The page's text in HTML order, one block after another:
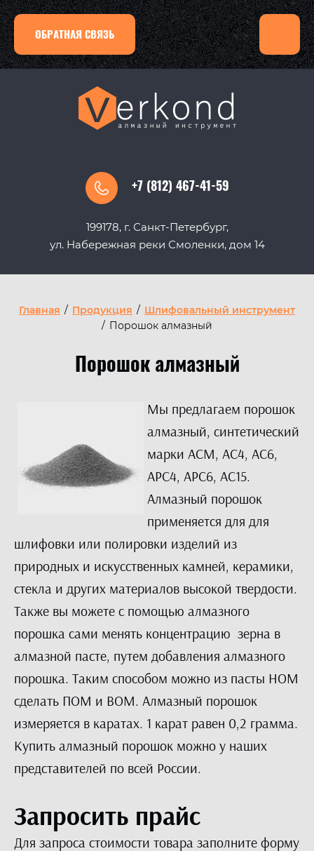
ОБРАТНАЯ СВЯЗЬ
+7 (812) 467-41-59
199178, г. Санкт-Петербург,
ул. Набережная реки Смоленки, дом 14
Главная / Продукция / Шлифовальный инструмент
/ Порошок алмазный
Порошок алмазный
Мы предлагаем порошок
алмазный, синтетический
марки АСМ, АС4, АС6,
АРС4, АРС6, АС15.
Алмазный порошок
применяется для для
шлифовки или полировки изделий из
природных и искусственных камней, керамики,
стекла и других материалов высокой твердости.
Также вы можете с помощью алмазного
порошка сами менять концентрацию зерна в
алмазной пасте, путем добавления алмазного
порошка. Таким способом можно из пасты НОМ
сделать ПОМ и ВОМ. Алмазный порошок
измеряется в каратах. 1 карат равен 0,2 грамма.
Купить алмазный порошок можно у наших
представителей по всей России.
Запросить прайс
Для запроса стоимости товара заполните форму